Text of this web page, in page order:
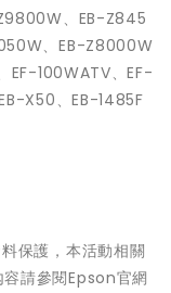
、EB-Z845
、EB-Z8000W
EF-100WATV、EF-
X50、EB-1485F
保護，本活動相關
請參閱Epson官網